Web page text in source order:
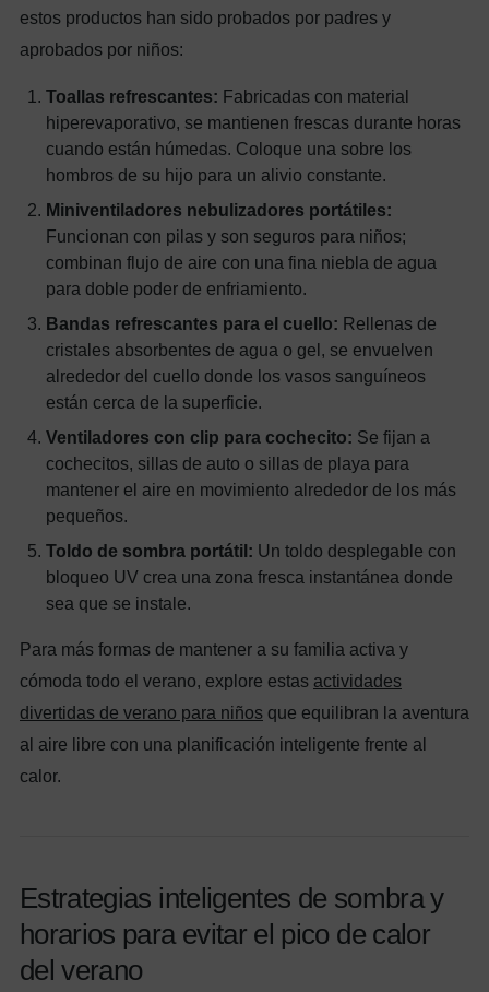
estos productos han sido probados por padres y
aprobados por niños:
Toallas refrescantes: Fabricadas con material
hiperevaporativo, se mantienen frescas durante horas
cuando están húmedas. Coloque una sobre los
hombros de su hijo para un alivio constante.
Miniventiladores nebulizadores portátiles:
Funcionan con pilas y son seguros para niños;
combinan flujo de aire con una fina niebla de agua
para doble poder de enfriamiento.
Bandas refrescantes para el cuello: Rellenas de
cristales absorbentes de agua o gel, se envuelven
alrededor del cuello donde los vasos sanguíneos
están cerca de la superficie.
Ventiladores con clip para cochecito: Se fijan a
cochecitos, sillas de auto o sillas de playa para
mantener el aire en movimiento alrededor de los más
pequeños.
Toldo de sombra portátil: Un toldo desplegable con
bloqueo UV crea una zona fresca instantánea donde
sea que se instale.
Para más formas de mantener a su familia activa y
cómoda todo el verano, explore estas actividades
divertidas de verano para niños que equilibran la aventura
al aire libre con una planificación inteligente frente al
calor.
Estrategias inteligentes de sombra y
horarios para evitar el pico de calor
del verano